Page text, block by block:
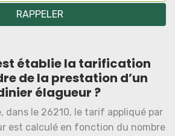
établie la tarification
de la prestation d’un
élagueur ?
dans le 26210, le tarif appliqué par
est calculé en fonction du nombre